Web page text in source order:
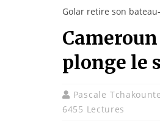
Golar retire son
plonge le
Pascale Tchakounte
6455 Lectures